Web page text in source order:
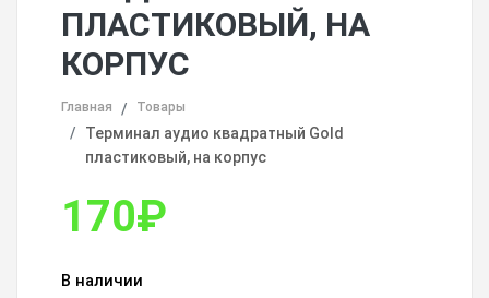
ПЛАСТИКОВЫЙ, НА
КОРПУС
Главная Товары
Терминал аудио квадратный Gold
пластиковый, на корпус
170₽
В наличии